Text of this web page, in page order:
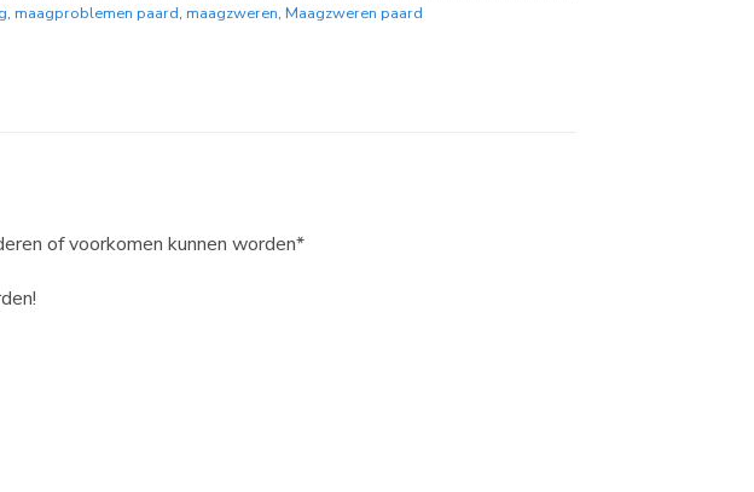
, maagproblemen paard, maagzweren, Maagzweren paard
of voorkomen kunnen worden*